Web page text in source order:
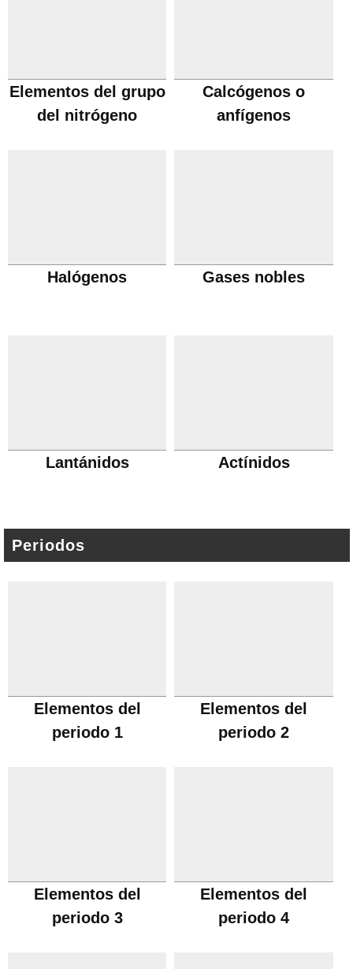
Elementos del grupo
del nitrógeno
Calcógenos o
anfígenos
Halógenos Gases nobles
Lantánidos Actínidos
Periodos
Elementos del
periodo 1
Elementos del
periodo 2
Elementos del
periodo 3
Elementos del
periodo 4